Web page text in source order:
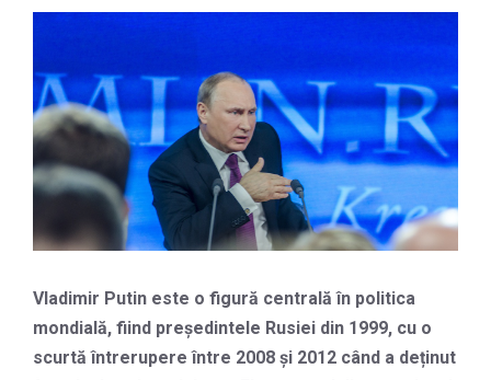
Vladimir Putin este o figură centrală în politica
mondială, fiind președintele Rusiei din 1999, cu o
scurtă întrerupere între 2008 și 2012 când a deținut